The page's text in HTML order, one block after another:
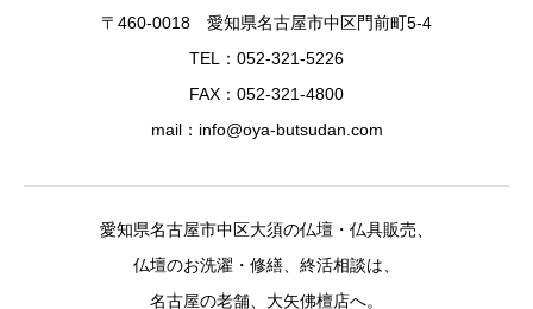
〒460-0018 愛知県名古屋市中区門前町5-4
TEL：052-321-5226
FAX：052-321-4800
mail：info@oya-butsudan.com
愛知県名古屋市中区大須の仏壇・仏具販売、
仏壇のお洗濯・修繕、終活相談は、
名古屋の老舗、大矢佛檀店へ。